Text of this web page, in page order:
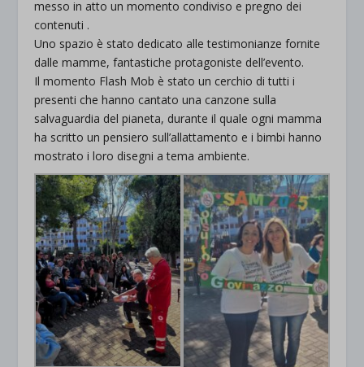
messo in atto un momento condiviso e pregno dei
contenuti .
Uno spazio è stato dedicato alle testimonianze fornite
dalle mamme, fantastiche protagoniste dell’evento.
Il momento Flash Mob è stato un cerchio di tutti i
presenti che hanno cantato una canzone sulla
salvaguardia del pianeta, durante il quale ogni mamma
ha scritto un pensiero sull’allattamento e i bimbi hanno
mostrato i loro disegni a tema ambiente.